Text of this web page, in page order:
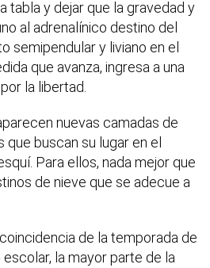
tabla y dejar que la gravedad y
al adrenalínico destino del
semipendular y liviano en el
que avanza, ingresa a una
la libertad.
nuevas camadas de
buscan su lugar en el
Para ellos, nada mejor que
de nieve que se adecue a
de la temporada de
la mayor parte de la